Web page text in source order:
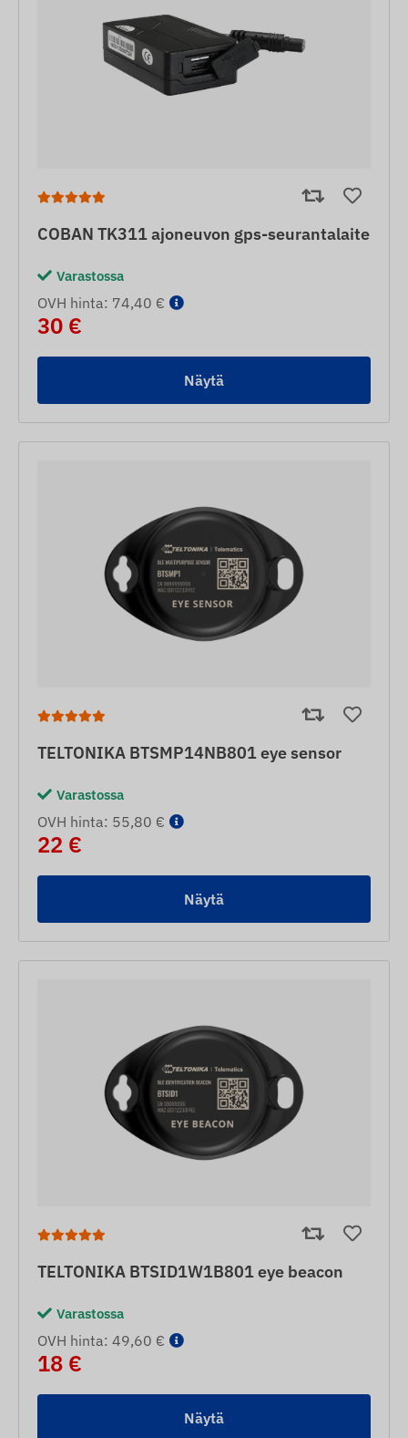
COBAN TK311 ajoneuvon gps-seurantalaite
Varastossa
OVH hinta: 74,40 €
30 €
Näytä
TELTONIKA BTSMP14NB801 eye sensor
Varastossa
OVH hinta: 55,80 €
22 €
Näytä
TELTONIKA BTSID1W1B801 eye beacon
Varastossa
OVH hinta: 49,60 €
18 €
Näytä